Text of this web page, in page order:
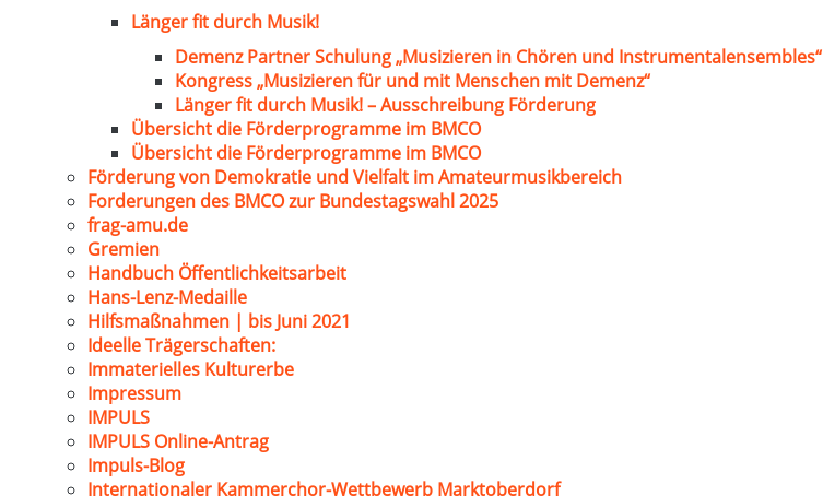
Länger fit durch Musik!
Demenz Partner Schulung „Musizieren in Chören und Instrumentalensembles“
Kongress „Musizieren für und mit Menschen mit Demenz“
Länger fit durch Musik! – Ausschreibung Förderung
Übersicht die Förderprogramme im BMCO
Übersicht die Förderprogramme im BMCO
Förderung von Demokratie und Vielfalt im Amateurmusikbereich
Forderungen des BMCO zur Bundestagswahl 2025
frag-amu.de
Gremien
Handbuch Öffentlichkeitsarbeit
Hans-Lenz-Medaille
Hilfsmaßnahmen | bis Juni 2021
Ideelle Trägerschaften:
Immaterielles Kulturerbe
Impressum
IMPULS
IMPULS Online-Antrag
Impuls-Blog
Internationaler Kammerchor-Wettbewerb Marktoberdorf